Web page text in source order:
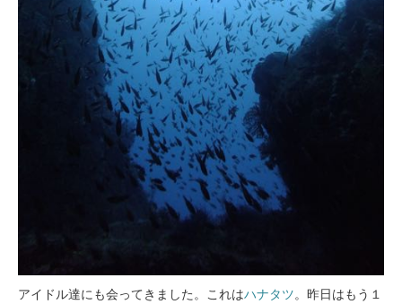
アイドル達にも会ってきました。これはハナタツ。昨日はもう１